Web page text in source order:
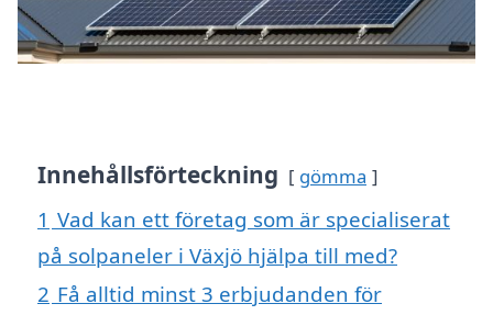
Innehållsförteckning gömma
1 Vad kan ett företag som är specialiserat
på solpaneler i Växjö hjälpa till med?
2 Få alltid minst 3 erbjudanden för